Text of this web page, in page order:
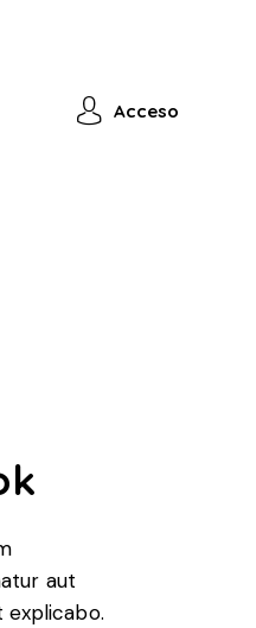
Acceso
aut
explicabo.